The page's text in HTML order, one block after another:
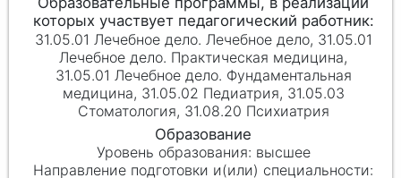
31.05.01 Лечебное дело. Лечебное дело, 31.05.01
Лечебное дело. Практическая медицина,
31.05.01 Лечебное дело. Фундаментальная
медицина, 31.05.02 Педиатрия, 31.05.03
Стоматология, 31.08.20 Психиатрия
высшее